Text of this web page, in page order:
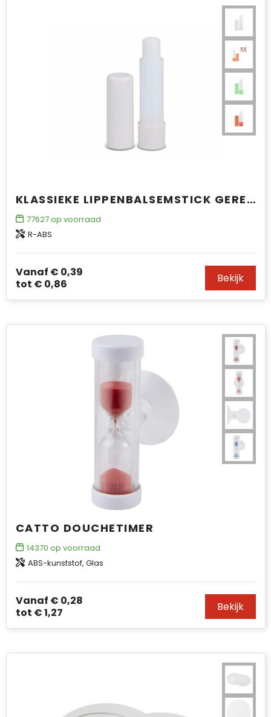
KLASSIEKE LIPPENBALSEMSTICK GERECYCLED MATERIAAL
77627op voorraad
R-ABS
Vanaf € 0,39
tot € 0,86 Bekijk
CATTO DOUCHETIMER
14370 op voorraad
ABS-kunststof, Glas
Vanaf € 0,28
tot € 1,27 Bekijk